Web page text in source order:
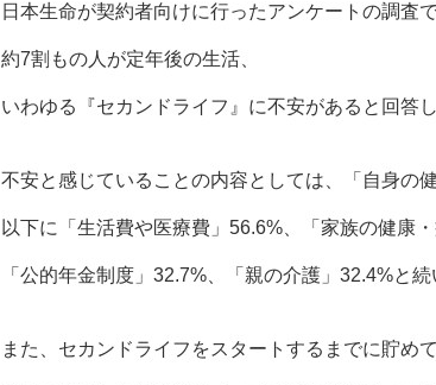
日本生命が契約者向けに行ったアンケートの調査で
約7割もの人が定年後の生活、
いわゆる『セカンドライフ』に不安があると回答
不安と感じていることの内容としては、「自身の
以下に「生活費や医療費」56.6%、「家族の健康・
「公的年金制度」32.7%、「親の介護」32.4%と続
また、セカンドライフをスタートするまでに貯め